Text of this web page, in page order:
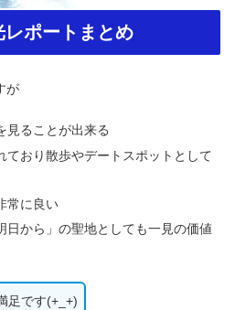
ポートまとめ
が
見ることが出来る
ており散歩やデートスポットとして
常に良い
日から」の聖地としても一見の価値
足です(+_+)